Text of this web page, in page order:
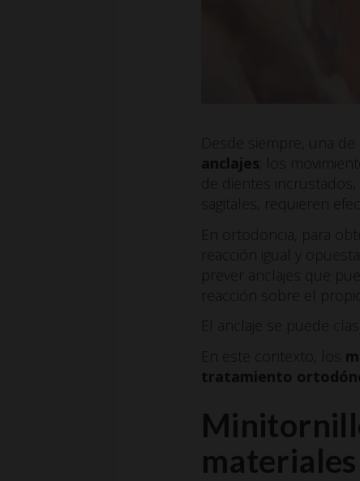
Desde siempre, una
anclajes ; los
de dientes
sagitales, requieren
En ortodoncia, para
reacción igual y
prever anclajes que
reacción sobre el
El anclaje se puede
En este contexto, los
tratamiento
materiales